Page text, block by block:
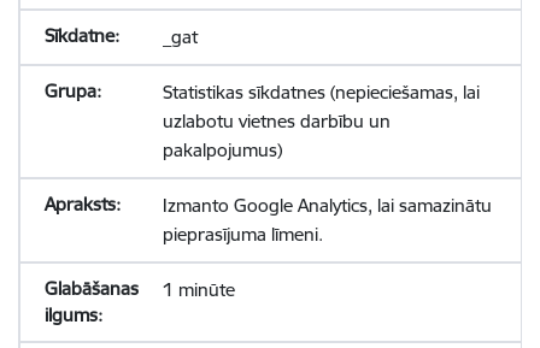
_gat
Statistikas sīkdatnes (nepieciešamas, lai
uzlabotu vietnes darbību un
pakalpojumus)
Izmanto Google Analytics, lai samazinātu
pieprasījuma līmeni.
1 minūte